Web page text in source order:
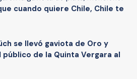
cuando quiere Chile, Chile te
se llevó gaviota de Oro y
de la Quinta Vergara al